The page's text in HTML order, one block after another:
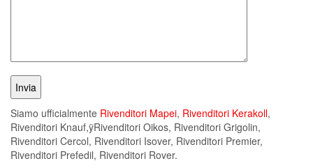
Siamo ufficialmente Rivenditori Mapei, Rivenditori Kerakoll,
Rivenditori Knauf,ÿRivenditori Oikos, Rivenditori Grigolin,
Rivenditori Cercol, Rivenditori Isover, Rivenditori Premier,
Rivenditori Prefedil, Rivenditori Rover.